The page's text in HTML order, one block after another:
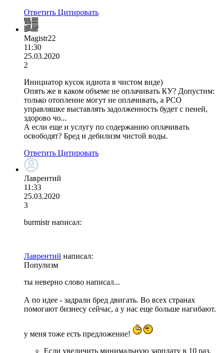
Ответить Цитировать
Magistr22
11:30
25.03.2020
2
Инициатор кусок идиота в чистом виде)
Опять же в каком объеме не оплачивать КУ? Допустим:
только отопление могут не оплачивать, а РСО
управляшке выставлять задолженность будет с пеней,
здорово чо...
А если еще и услугу по содержанию оплачивать
освободят? Бред и дебилизм чистой воды.
Ответить Цитировать
Лаврентий
11:33
25.03.2020
3
burmistr написал:
Лаврентий написал:
Популизм
ты неверно слово написал...
А по идее - задрали бред двигать. Во всех странах
помогают бизнесу сейчас, а у нас еще больше нагибают.
у меня тоже есть предложение!
Если увеличить минимальную зарплату в 10 раз,